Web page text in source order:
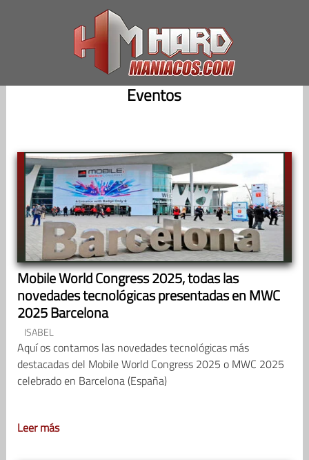
Eventos
Mobile World Congress 2025, todas las
novedades tecnológicas presentadas en MWC
2025 Barcelona
ISABEL
Aquí os contamos las novedades tecnológicas más
destacadas del Mobile World Congress 2025 o MWC 2025
celebrado en Barcelona (España)
Leer más